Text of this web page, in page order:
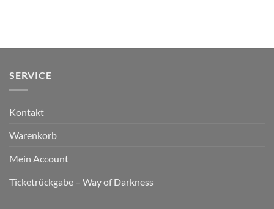
SERVICE
Kontakt
Warenkorb
Mein Account
Ticketrückgabe – Way of Darkness